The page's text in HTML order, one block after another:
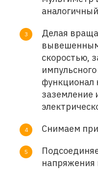
Делая
скоростью,
функционал
заземление
Снимаем